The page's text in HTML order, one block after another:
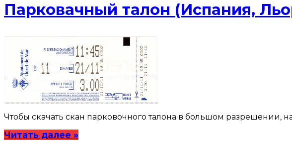
Парковачный талон (Испания,
Чтобы скачать скан парковочного талона в большом разрешении,
Читать далее »